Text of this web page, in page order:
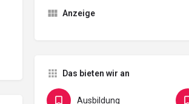
Anzeige
Das bieten wir an
Ausbildung